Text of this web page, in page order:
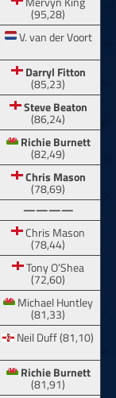
(95,28)
V. van der Voort
Darryl Fitton
(85,23)
Steve Beaton
(86,24)
Richie Burnett
(82,49)
Chris Mason
(78,69)
————
Chris Mason
(78,44)
Tony O’Shea
(72,60)
Michael Huntley
(81,33)
Neil Duff (81,10)
Richie Burnett
(81,91)